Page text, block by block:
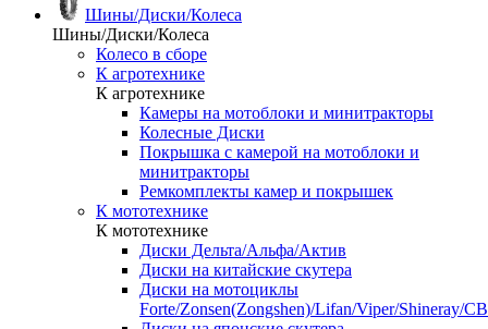
Шины/Диски/Колеса
Шины/Диски/Колеса
Колесо в сборе
К агротехнике
К агротехнике
Камеры на мотоблоки и минитракторы
Колесные Диски
Покрышка с камерой на мотоблоки и
минитракторы
Ремкомплекты камер и покрышек
К мототехнике
К мототехнике
Диски Дельта/Альфа/Актив
Диски на китайские скутера
Диски на мотоциклы
Forte/Zonsen(Zongshen)/Lifan/Viper/Shineray/CB